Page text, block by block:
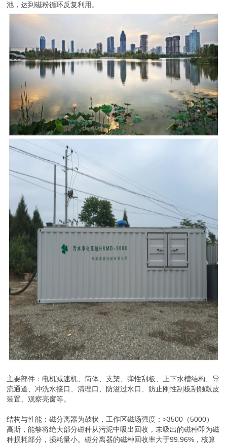
池，达到磁粉循环反复利用。
主要部件：电机减速机、筒体、支架、弹性刮板、上下水槽结构、导
流通道、冲洗水接口、清理口、防溢过水口、防止刚性刮板刮触鼓皮
装置、观察亮窗等。
结构与性能：磁分离器为鼓状，工作区磁场强度：>3500（5000）
高斯，能够将绝大部分磁种从污泥中吸出回收，未吸出的磁种即为磁
种损耗部分，损耗量小。磁分离器的磁种回收率大于99.96%，核算